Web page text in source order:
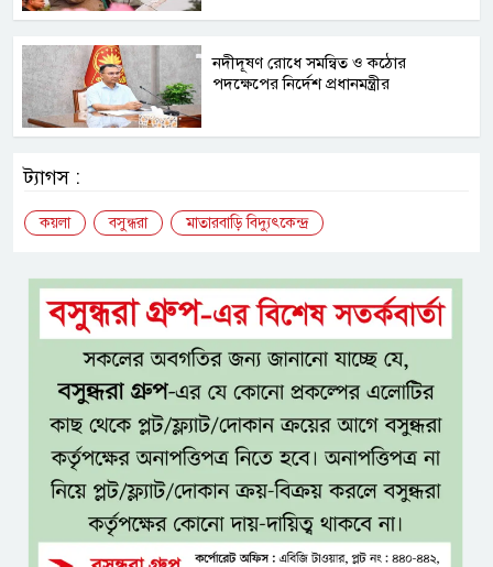
নদীদূষণ রোধে সমন্বিত ও কঠোর
পদক্ষেপের নির্দেশ প্রধানমন্ত্রীর
ট্যাগস :
কয়লা বসুন্ধরা মাতারবাড়ি বিদ্যুৎকেন্দ্র